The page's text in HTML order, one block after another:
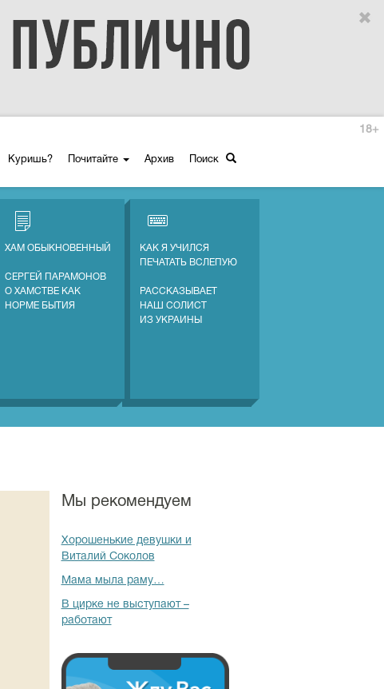
Куришь? Почитайте Архив Поиск
18+
ХАМ ОБЫКНОВЕННЫЙ
СЕРГЕЙ ПАРАМОНОВ
О ХАМСТВЕ КАК
НОРМЕ БЫТИЯ
КАК Я УЧИЛСЯ
ПЕЧАТАТЬ ВСЛЕПУЮ
РАССКАЗЫВАЕТ
НАШ СОЛИСТ
ИЗ УКРАИНЫ
Мы рекомендуем
Хорошенькие девушки и
Виталий Соколов
Мама мыла раму…
В цирке не выступают –
работают